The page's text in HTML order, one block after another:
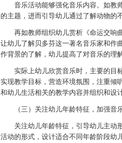
音乐活动能够强化音乐内容。如教
的主题，进而引导幼儿通过了解动物的
再如教师组织幼儿赏析《命运交响
让幼儿了解贝多芬这一著名音乐家和作
作背景的了解，幼儿提高了对音乐的理
实际上幼儿欣赏音乐时，主要的目
实现教学目标，营造环境氛围，注重倾
和幼儿生活相关的教学内容并组织和设
（三）关注幼儿年龄特征，加强
关注幼儿年龄特征，引导幼儿主动
活动的形式，设计适合不同年龄阶段幼